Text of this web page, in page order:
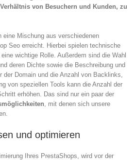
von Besuchern und Kunden, zu
eine Mischung aus verschiedenen
Seo erreicht. Hierbei spielen technische
wichtige Rolle. Außerdem sind die Wahl
deren Dichte sowie die Beschreibung und
der Domain und die Anzahl von Backlinks,
von speziellen Tools kann die Anzahl der
erhöhen. Das sind nur ein paar der
, mit denen sich unsere
und optimieren
Ihres PrestaShops, wird vor der